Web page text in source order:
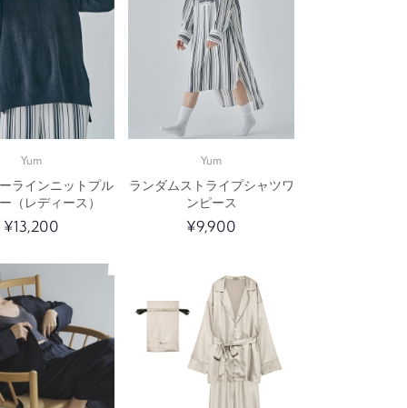
Yum
ラインニットプル
（レディース）
¥13,200
Yum
ランダムストライプシャツワ
ンピース
¥9,900